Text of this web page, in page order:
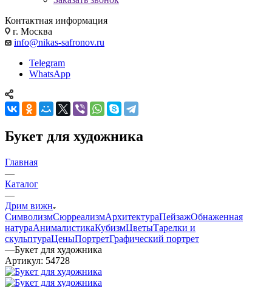
Контактная информация
г. Москва
info@nikas-safronov.ru
Telegram
WhatsApp
Букет для художника
Главная
—
Каталог
—
Дрим вижн
СимволизмСюрреализмАрхитектураПейзажОбнаженная
натураАнималистикаКубизмЦветыТарелки и
скульптураЦеныПортретГрафический портрет
—Букет для художника
Артикул: 54728